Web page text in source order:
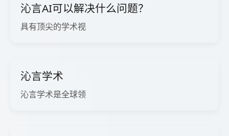
沁言AI可以解决什么问题？
具有顶尖的学术视
沁言学术
沁言学术是全球领